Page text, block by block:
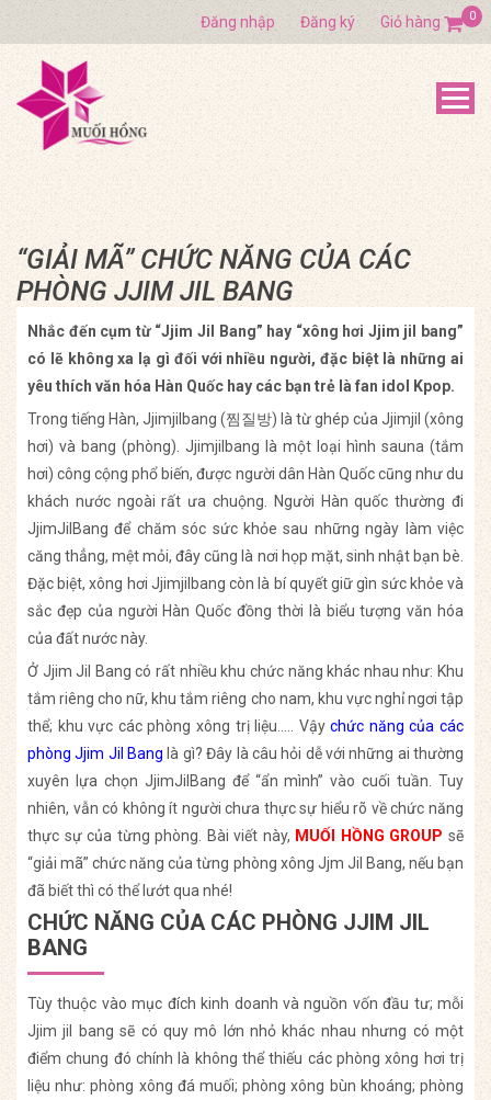
Đăng nhập Đăng ký Giỏ hàng 0
“GIẢI MÃ” CHỨC NĂNG CỦA CÁC
PHÒNG JJIM JIL BANG
Nhắc đến cụm từ “Jjim Jil Bang” hay “xông hơi Jjim jil bang”
có lẽ không xa lạ gì đối với nhiều người, đặc biệt là những ai
yêu thích văn hóa Hàn Quốc hay các bạn trẻ là fan idol Kpop.
Trong tiếng Hàn, Jjimjilbang (찜질방) là từ ghép của Jjimjil (xông
hơi) và bang (phòng). Jjimjilbang là một loại hình sauna (tắm
hơi) công cộng phổ biến, được người dân Hàn Quốc cũng như du
khách nước ngoài rất ưa chuộng. Người Hàn quốc thường đi
JjimJilBang để chăm sóc sức khỏe sau những ngày làm việc
căng thẳng, mệt mỏi, đây cũng là nơi họp mặt, sinh nhật bạn bè.
Đặc biệt, xông hơi Jjimjilbang còn là bí quyết giữ gìn sức khỏe và
sắc đẹp của người Hàn Quốc đồng thời là biểu tượng văn hóa
của đất nước này.
Ở Jjim Jil Bang có rất nhiều khu chức năng khác nhau như: Khu
tắm riêng cho nữ, khu tắm riêng cho nam, khu vực nghỉ ngơi tập
thể; khu vực các phòng xông trị liệu….. Vậychức năng của các
phòng Jjim Jil Bang là gì? Đây là câu hỏi dễ với những ai thường
xuyên lựa chọn JjimJilBang để “ẩn mình” vào cuối tuần. Tuy
nhiên, vẫn có không ít người chưa thực sự hiểu rõ về chức năng
thực sự của từng phòng. Bài viết này, MUỐI HỒNG GROUP sẽ
“giải mã” chức năng của từng phòng xông Jjm Jil Bang, nếu bạn
đã biết thì có thể lướt qua nhé!
CHỨC NĂNG CỦA CÁC PHÒNG JJIM JIL
BANG
Tùy thuộc vào mục đích kinh doanh và nguồn vốn đầu tư; mỗi
Jjim jil bang sẽ có quy mô lớn nhỏ khác nhau nhưng có một
điểm chung đó chính là không thể thiếu các phòng xông hơi trị
liệu như: phòng xông đá muối; phòng xông bùn khoáng; phòng